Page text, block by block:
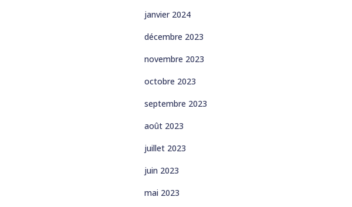
janvier 2024
décembre 2023
novembre 2023
octobre 2023
septembre 2023
août 2023
juillet 2023
juin 2023
mai 2023